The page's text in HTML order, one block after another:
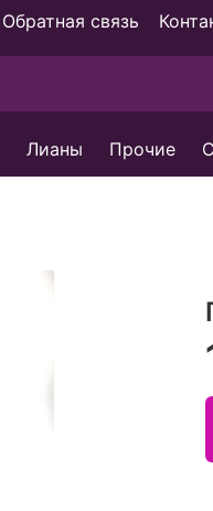
Обратная связь
Лианы Прочие